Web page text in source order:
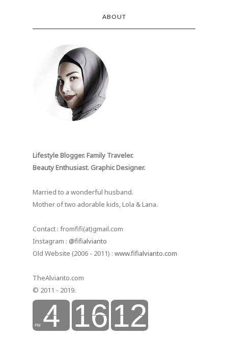
ABOUT
Lifestyle Blogger. Family Traveler.
Beauty Enthusiast. Graphic Designer.
Married to a wonderful husband.
Mother of two adorable kids, Lola & Lana.
Contact : fromfifi(at)gmail.com
Instagram : @fifialvianto
Old Website (2006 - 2011) : www.fifialvianto.com
TheAlvianto.com
© 2011 - 2019.